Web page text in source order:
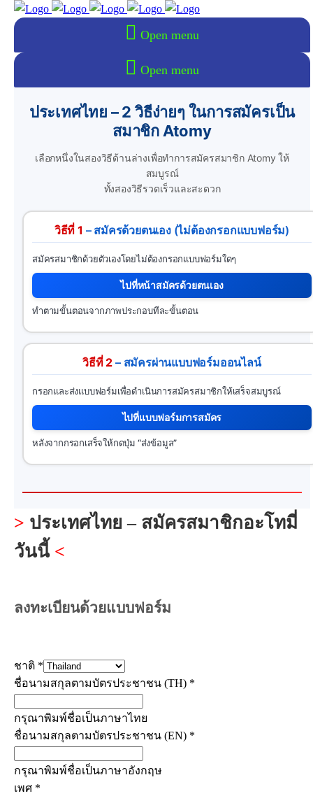
Open menu
Open menu
ประเทศไทย – 2 วิธีง่ายๆ ในการสมัครเป็น
สมาชิก Atomy
เลือกหนึ่งในสองวิธีด้านล่างเพื่อทำการสมัครสมาชิก Atomy ให้
สมบูรณ์
ทั้งสองวิธีรวดเร็วและสะดวก
วิธีที่ 1 – สมัครด้วยตนเอง (ไม่ต้องกรอกแบบฟอร์ม)
สมัครสมาชิกด้วยตัวเองโดยไม่ต้องกรอกแบบฟอร์มใดๆ
ไปที่หน้าสมัครด้วยตนเอง
ทำตามขั้นตอนจากภาพประกอบทีละขั้นตอน
วิธีที่ 2 – สมัครผ่านแบบฟอร์มออนไลน์
กรอกและส่งแบบฟอร์มเพื่อดำเนินการสมัครสมาชิกให้เสร็จสมบูรณ์
ไปที่แบบฟอร์มการสมัคร
หลังจากกรอกเสร็จให้กดปุ่ม “ส่งข้อมูล”
> ประเทศไทย – สมัครสมาชิกอะโทมี่
วันนี้ <
ลงทะเบียนด้วยแบบฟอร์ม
ชาติ *
ชื่อนามสกุลตามบัตรประชาชน (TH) *
กรุณาพิมพ์ชื่อเป็นภาษาไทย
ชื่อนามสกุลตามบัตรประชาชน (EN) *
กรุณาพิมพ์ชื่อเป็นภาษาอังกฤษ
เพศ *